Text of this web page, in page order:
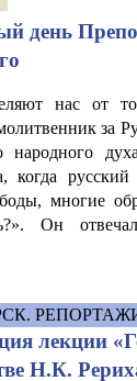
день
нас от
за
народного
когда
многие
Он
лекции
Н.К.